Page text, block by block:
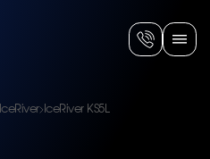
IceRiver IceRiver KS5L